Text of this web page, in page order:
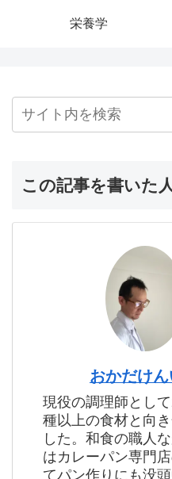
栄養学
この記事を書いた人
おかだけん
現役の調理師とし
種以上の食材と向
した。和食の職人
はカレーパン専門
てパン作りにも没